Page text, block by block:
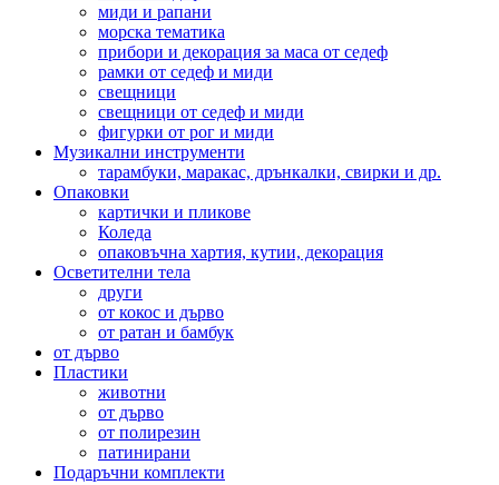
миди и рапани
морска тематика
прибори и декорация за маса от седеф
рамки от седеф и миди
свещници
свещници от седеф и миди
фигурки от рог и миди
Музикални инструменти
тарамбуки, маракас, дрънкалки, свирки и др.
Опаковки
картички и пликове
Коледа
опаковъчна хартия, кутии, декорация
Осветителни тела
други
от кокос и дърво
от ратан и бамбук
от дърво
Пластики
животни
от дърво
от полирезин
патинирани
Подаръчни комплекти